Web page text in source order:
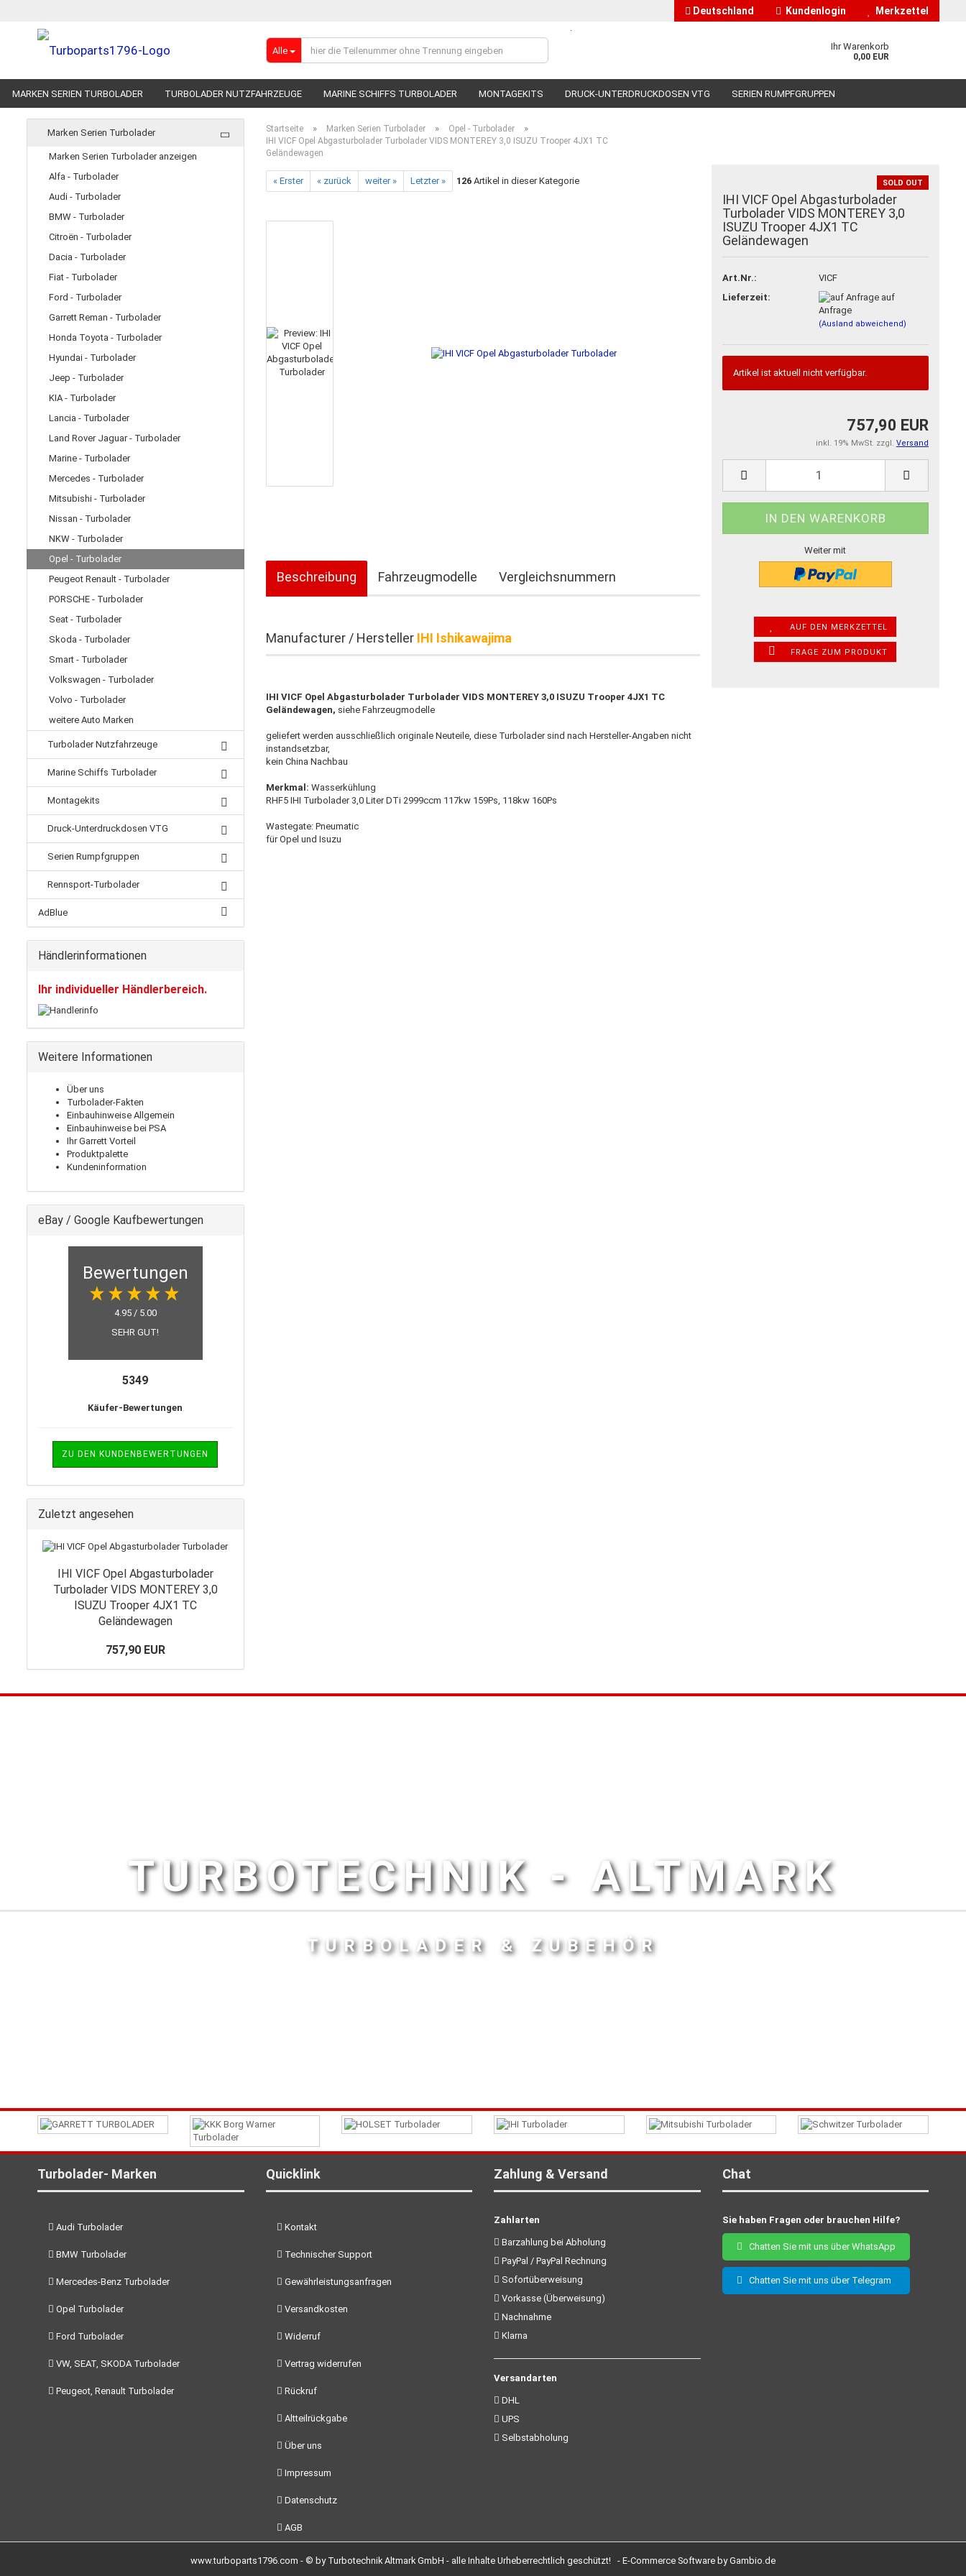
Deutschland
Lieferland
Kundenlogin
Passwort vergessen?
Merkzettel
Alle
.
Ihr Warenkorb
0,00 EUR
MARKEN SERIEN TURBOLADER TURBOLADER NUTZFAHRZEUGE MARINE SCHIFFS TURBOLADER MONTAGEKITS DRUCK-UNTERDRUCKDOSEN VTG SERIEN RUMPFGRUPPEN
Startseite » Marken Serien Turbolader » Opel - Turbolader »
IHI VICF Opel Abgasturbolader Turbolader VIDS MONTEREY 3,0 ISUZU Trooper 4JX1 TC
Geländewagen
« Erster « zurück weiter » Letzter » 126Artikel in dieser Kategorie SOLD OUT
IHI VICF Opel Abgasturbolader
Turbolader VIDS MONTEREY 3,0
ISUZU Trooper 4JX1 TC
Geländewagen
Art.Nr.:
VICF
Lieferzeit:
auf
Anfrage
(Ausland abweichend)
Artikel ist aktuell nicht verfügbar.
757,90 EUR
inkl. 19% MwSt. zzgl. Versand
Weiter mit
AUF DEN MERKZETTEL
FRAGE ZUM PRODUKT
Beschreibung Fahrzeugmodelle Vergleichsnummern
Manufacturer / Hersteller IHI Ishikawajima
IHI VICF Opel Abgasturbolader Turbolader VIDS MONTEREY 3,0 ISUZU Trooper 4JX1 TC
Geländewagen, siehe Fahrzeugmodelle
geliefert werden ausschließlich originale Neuteile, diese Turbolader sind nach Hersteller-Angaben nicht
instandsetzbar,
kein China Nachbau
Merkmal: Wasserkühlung
RHF5 IHI Turbolader 3,0 Liter DTi 2999ccm 117kw 159Ps, 118kw 160Ps
Wastegate: Pneumatic
für Opel und Isuzu
Marken Serien Turbolader
Marken Serien Turbolader anzeigen
Alfa - Turbolader
Audi - Turbolader
BMW - Turbolader
Citroën - Turbolader
Dacia - Turbolader
Fiat - Turbolader
Ford - Turbolader
Garrett Reman - Turbolader
Honda Toyota - Turbolader
Hyundai - Turbolader
Jeep - Turbolader
KIA - Turbolader
Lancia - Turbolader
Land Rover Jaguar - Turbolader
Marine - Turbolader
Mercedes - Turbolader
Mitsubishi - Turbolader
Nissan - Turbolader
NKW - Turbolader
Opel - Turbolader
Peugeot Renault - Turbolader
PORSCHE - Turbolader
Seat - Turbolader
Skoda - Turbolader
Smart - Turbolader
Volkswagen - Turbolader
Volvo - Turbolader
weitere Auto Marken
Turbolader Nutzfahrzeuge
Marine Schiffs Turbolader
Montagekits
Druck-Unterdruckdosen VTG
Serien Rumpfgruppen
Rennsport-Turbolader
AdBlue
Händlerinformationen
Ihr individueller Händlerbereich.
Weitere Informationen
Über uns
Turbolader-Fakten
Einbauhinweise Allgemein
Einbauhinweise bei PSA
Ihr Garrett Vorteil
Produktpalette
Kundeninformation
eBay / Google Kaufbewertungen
Bewertungen
4.95 / 5.00
SEHR GUT!
5349
Käufer-Bewertungen
ZU DEN KUNDENBEWERTUNGEN
Zuletzt angesehen
IHI VICF Opel Abgasturbolader
Turbolader VIDS MONTEREY 3,0
ISUZU Trooper 4JX1 TC
Geländewagen
757,90 EUR
TURBOTECHNIK - ALTMARK
TURBOLADER & ZUBEHÖR
Turbolader- Marken
Audi Turbolader
BMW Turbolader
Mercedes-Benz Turbolader
Opel Turbolader
Ford Turbolader
VW, SEAT, SKODA Turbolader
Peugeot, Renault Turbolader
Quicklink
Kontakt
Technischer Support
Gewährleistungsanfragen
Versandkosten
Widerruf
Vertrag widerrufen
Rückruf
Altteilrückgabe
Über uns
Impressum
Datenschutz
AGB
Zahlung & Versand
Zahlarten
Barzahlung bei Abholung
PayPal / PayPal Rechnung
Sofortüberweisung
Vorkasse (Überweisung)
Nachnahme
Klarna
Versandarten
DHL
UPS
Selbstabholung
Chat
Sie haben Fragen oder brauchen Hilfe?
Chatten Sie mit uns über WhatsApp
Chatten Sie mit uns über Telegram
www.turboparts1796.com - © by Turbotechnik Altmark GmbH - alle Inhalte Urheberrechtlich geschützt! - E-Commerce Software by Gambio.de